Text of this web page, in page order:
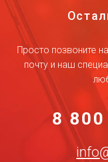
Просто позвоните
почту и наш
8